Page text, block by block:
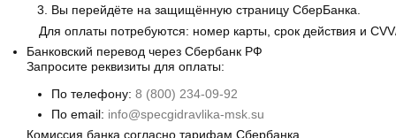
Вы перейдёте на защищённую страницу СберБанка.
Для оплаты потребуются: номер карты, срок действия и
Банковский перевод через Сбербанк РФ
Запросите реквизиты для оплаты:
По телефону: 8 (800) 234-09-92
По email: info@specgidravlika-msk.su
Комиссия банка согласно тарифам Сбербанка.